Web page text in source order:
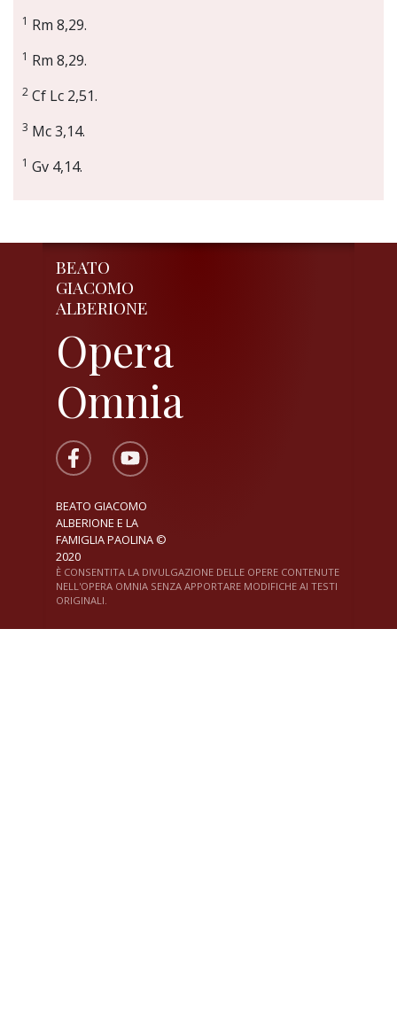
1 Rm 8,29.
1 Rm 8,29.
2 Cf Lc 2,51.
3 Mc 3,14.
1 Gv 4,14.
BEATO
GIACOMO
ALBERIONE
Opera
Omnia
BEATO GIACOMO
ALBERIONE E LA
FAMIGLIA PAOLINA ©
2020
È CONSENTITA LA DIVULGAZIONE DELLE OPERE CONTENUTE
NELL'OPERA OMNIA SENZA APPORTARE MODIFICHE AI TESTI
ORIGINALI.